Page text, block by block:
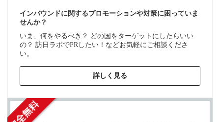
インバウンドに関するプロモーションや対策に困っていま
せんか？
いま、何をやるべき？ どの国をターゲットにしたらいい
の？ 訪日ラボでPRしたい！などお気軽にご相談くださ
い。
詳しく見る